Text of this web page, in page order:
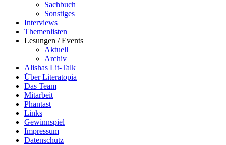
Sachbuch
Sonstiges
Interviews
Themenlisten
Lesungen / Events
Aktuell
Archiv
Alishas Lit-Talk
Über Literatopia
Das Team
Mitarbeit
Phantast
Links
Gewinnspiel
Impressum
Datenschutz